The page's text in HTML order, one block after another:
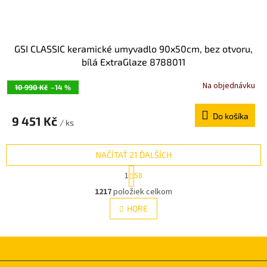
10 990 Kč –14 %
GSI CLASSIC keramické umyvadlo 90x50cm, bez otvoru,
bílá ExtraGlaze 8788011
Na objednávku
9 451 Kč / ks
Do košíka
O
v
l
á
NAČÍTAŤ 21 ĎALŠÍCH
S
t
r
á
n
k
n
1 58
1217položiek celkom
HORE